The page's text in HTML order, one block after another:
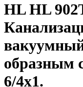
HL HL
образным
6/4x1.